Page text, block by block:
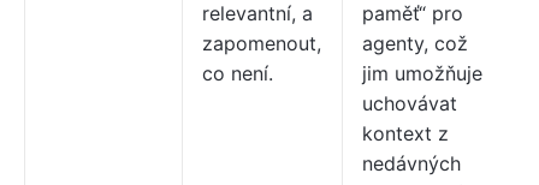
relevantní, a
zapomenout,
co není.
paměť“ pro
agenty, což
jim umožňuje
uchovávat
kontext z
nedávných